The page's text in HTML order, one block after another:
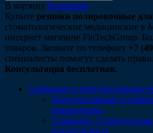
В корзину В корзине
Купите резинки полировочные
стоматологические медицинские в
интернет магазине FinTechGroup.
товаров. Звоните по телефону +7
специалисты помогут сделать
Консультация бесплатная.
Алмазные и твердосплавные
Твердосплавные и
наконечника
Алмазные и